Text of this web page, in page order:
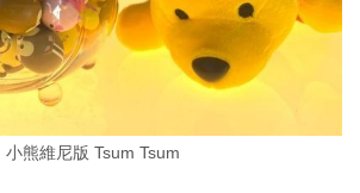
小熊維尼版 Tsum Tsum